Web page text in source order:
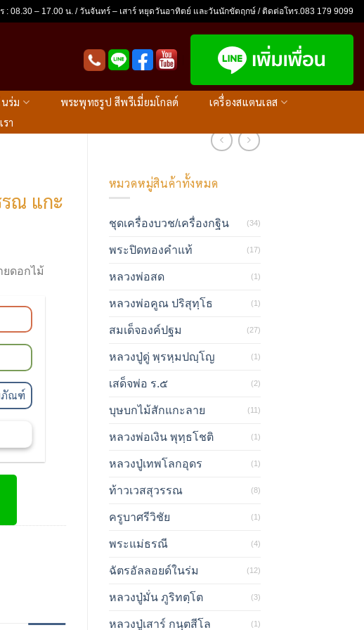
: 08.30 – 17.00 น. / วันจันทร์ – เสาร์ หยุดวันอาทิตย์ และวันนักขัตฤกษ์ / ติดต่อโทร.083 179 9099
ร่ม พระพุทธรูป สีพรีเมี่ยมโกลด์
เครื่องสแตนเลส
า
ณ แกะ
ดอกไม้
ภัณฑ์
หมวดหมู่สินค้าทั้งหมด
ชุดเครื่องบวช/เครื่องกฐิน (34)
พระปิดทองคำแท้ (17)
หลวงพ่อสด (1)
หลวงพ่อคูณ ปริสุทฺโธ (1)
สมเด็จองค์ปฐม (27)
หลวงปู่ดู่ พฺรหฺมปญฺโญ (1)
เสด็จพ่อ ร.๕ (2)
บุษบกไม้สักแกะลาย (11)
หลวงพ่อเงิน พุทฺธโชติ (1)
หลวงปู่เทพโลกอุดร (1)
ท้าวเวสสุวรรณ (8)
ครูบาศรีวิชัย (1)
พระแม่ธรณี (4)
ฉัตรอัลลอยด์ในร่ม (12)
หลวงปู่มั่น ภูริทตฺโต (3)
หลวงปู่เสาร์ กนฺตสีโล (1)